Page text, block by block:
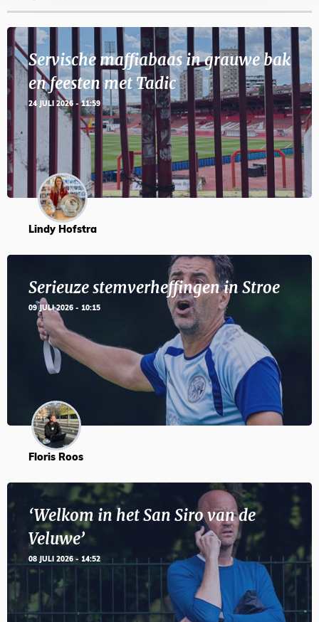
Servische maffiabaas in grauwe bak
en feesten met Tadic
24 JULI 2026 - 11:59
Lindy Hofstra
Serieuze stemverheffingen in Stroe
09 JULI 2026 - 10:15
Floris Roos
‘Welkom in het San Siro van de
Veluwe’
08 JULI 2026 - 14:52